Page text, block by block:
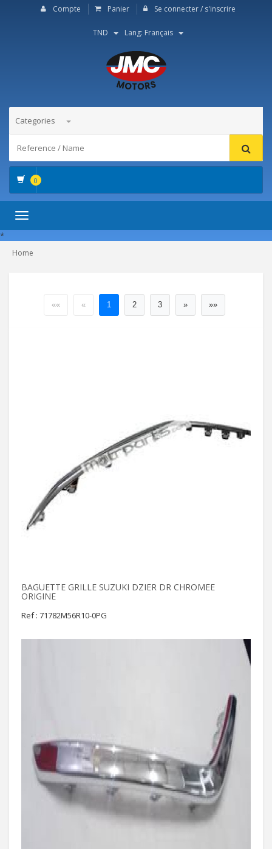
Compte Panier Se connecter / s'inscrire
TND Lang: Français
Categories
0
Toggle
*
Home
«« « 1 2 3 » »»
BAGUETTE GRILLE SUZUKI DZIER DR CHROMEE
ORIGINE
Ref : 71782M56R10-0PG